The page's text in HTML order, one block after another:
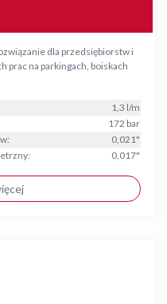
dla przedsiębiorstw i
prac na parkingach, boiskach
1,3 l/m
172 bar
0,021"
0,017"